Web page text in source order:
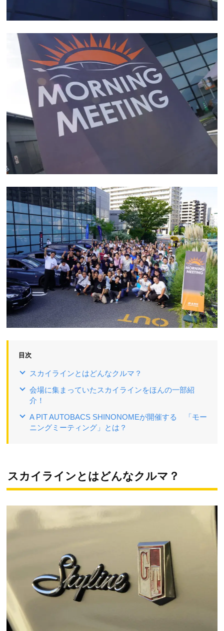
目次
スカイラインとはどんなクルマ？
会場に集まっていたスカイラインをほんの一部紹
介！
A PIT AUTOBACS SHINONOMEが開催する 「モー
ニングミーティング」とは？
スカイラインとはどんなクルマ？